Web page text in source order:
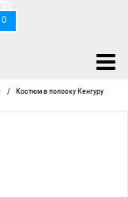
0
/ Костюм в полоску Кенгуру